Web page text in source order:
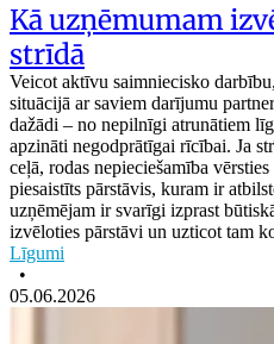
Kā uzņēmumam
strīdā
Veicot aktīvu saimniecisko
situācijā ar saviem darījumu
dažādi – no nepilnīgi atrunātiem
apzināti negodprātīgai rīcībai. Ja
ceļā, rodas nepieciešamība
piesaistīts pārstāvis, kuram ir
uzņēmējam ir svarīgi izprast
izvēloties pārstāvi un uzticot tam
Līgumi
•
05.06.2026